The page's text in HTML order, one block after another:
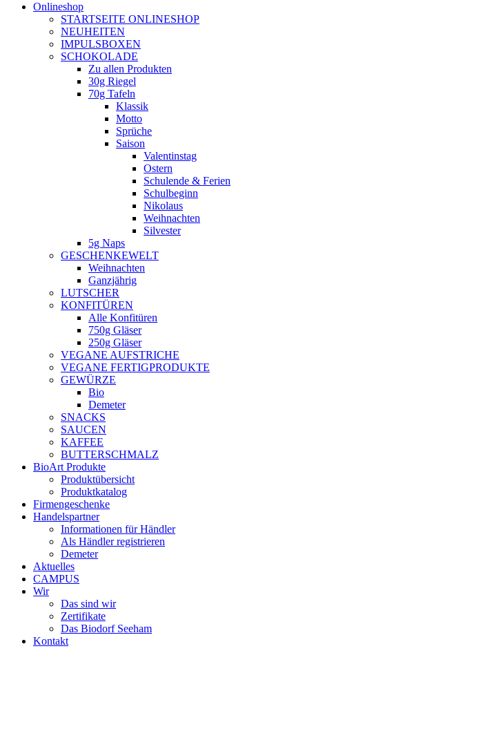
in
window
Onlineshop
STARTSEITE ONLINESHOP
NEUHEITEN
IMPULSBOXEN
SCHOKOLADE
Zu allen Produkten
30g Riegel
70g Tafeln
Klassik
Motto
Sprüche
Saison
Valentinstag
Ostern
Schulende & Ferien
Schulbeginn
Nikolaus
Weihnachten
Silvester
5g Naps
GESCHENKEWELT
Weihnachten
Ganzjährig
LUTSCHER
KONFITÜREN
Alle Konfitüren
750g Gläser
250g Gläser
VEGANE AUFSTRICHE
VEGANE FERTIGPRODUKTE
GEWÜRZE
Bio
Demeter
SNACKS
SAUCEN
KAFFEE
BUTTERSCHMALZ
BioArt Produkte
Produktübersicht
Produktkatalog
Firmengeschenke
Handelspartner
Informationen für Händler
Als Händler registrieren
Demeter
Aktuelles
CAMPUS
Wir
Das sind wir
Zertifikate
Das Biodorf Seeham
Kontakt